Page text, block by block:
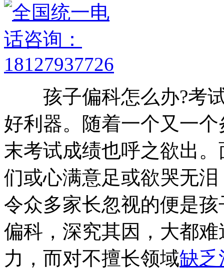
孩子偏科怎么办?考试
好利器。随着一个又一
末考试成绩也呼之欲出
们或心满意足或欲哭无
令众多家长忽视的便是
偏科，深究其因，大都
力，而对不擅长领域缺乏